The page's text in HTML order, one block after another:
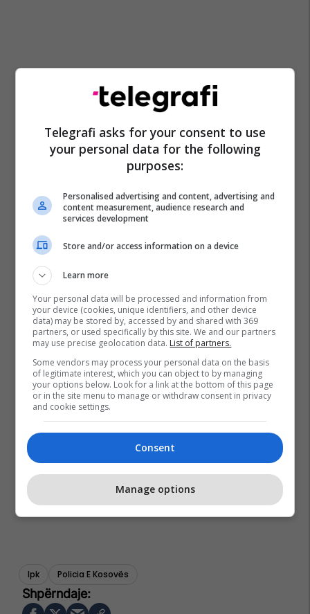
Ipk Policia E Kosovës
Telegrafi asks for your consent to use
your personal data for the following
purposes:
Personalised advertising and content, advertising and
content measurement, audience research and
services development
Store and/or access information on a device
Learn more
Your personal data will be processed and information from
your device (cookies, unique identifiers, and other device
data) may be stored by, accessed by and shared with 369
partners, or used specifically by this site. We and our partners
may use precise geolocation data. List of partners.
Some vendors may process your personal data on the basis
of legitimate interest, which you can object to by managing
your options below. Look for a link at the bottom of this page
or in the site menu to manage or withdraw consent in privacy
and cookie settings.
Consent
Manage options